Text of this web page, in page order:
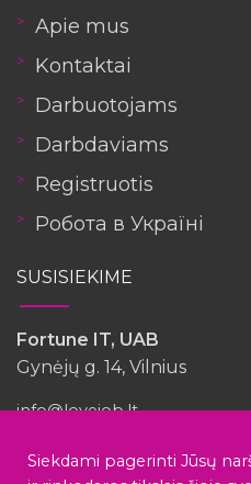
Apie mus
Kontaktai
Darbuotojams
Darbdaviams
Registruotis
Робота в Україні
SUSISIEKIME
Fortune IT, UAB
Gynėjų g. 14, Vilnius
info@lovejob.lt
Siekdami pagerinti Jūsų